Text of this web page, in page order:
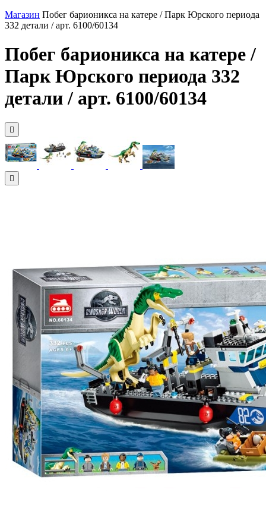
Магазин Побег барионикса на катере / Парк Юрского периода
332 детали / арт. 6100/60134
Побег барионикса на катере /
Парк Юрского периода 332
детали / арт. 6100/60134